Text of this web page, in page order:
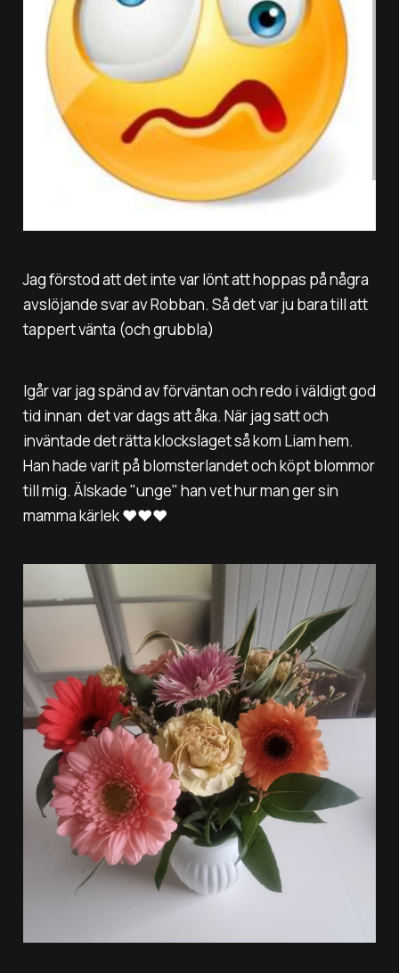
Jag förstod att det inte var lönt att hoppas på några
avslöjande svar av Robban. Så det var ju bara till att
tappert vänta (och grubbla)
Igår var jag spänd av förväntan och redo i väldigt god
tid innan det var dags att åka. När jag satt och
inväntade det rätta klockslaget så kom Liam hem.
Han hade varit på blomsterlandet och köpt blommor
till mig. Älskade "unge" han vet hur man ger sin
mamma kärlek ❤️❤️❤️